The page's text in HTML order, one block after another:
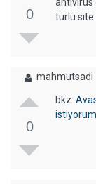
0
türlü site
mahmutsadi
0
bkz:
istiyorum